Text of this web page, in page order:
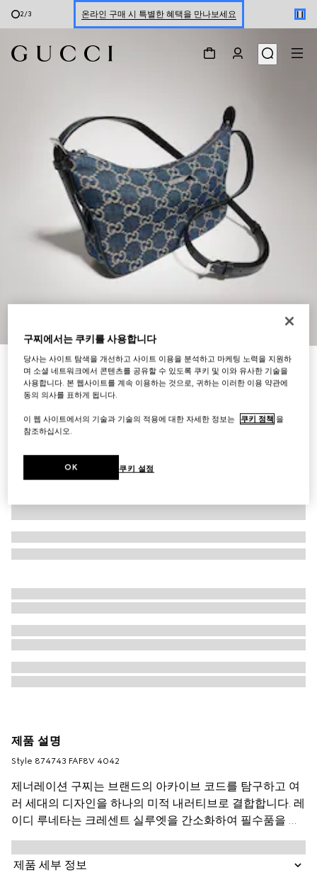
2/3 온라인 구매 시 특별한 혜택을 만나보세요
이니셜로 나만의 특별한 아이템 만들기
[레이디 루네타] 스몰 숄더백
₩1,980,000
제품 설명
Style ‎874743 FAF8V 4042
제너레이션 구찌는 브랜드의 아카이브 코드를 탐구하고 여
러 세대의 디자인을 하나의 미적 내러티브로 결합합니다. 레
이디 루네타는 크레센트 실루엣을 간소화하여 필수품을 보
관하기에 이상적인 컴팩트한 형태를 자랑합니다. GG 데님
으로 제작되었으며, 로고 플라크와 추가 스트랩으로 완성됩
니다.
제품 세부 정보
구찌에서는 쿠키를 사용합니다
당사는 사이트 탐색을 개선하고 사이트 이용을 분석하고 마케팅 노력을 지원하
며 소셜 네트워크에서 콘텐츠를 공유할 수 있도록 쿠키 및 이와 유사한 기술을
사용합니다. 본 웹사이트를 계속 이용하는 것으로, 귀하는 이러한 이용 약관에
동의 의사를 표하게 됩니다.
이 웹 사이트에서의 기술과 기술의 적용에 대한 자세한 정보는 쿠키 정책 을
참조하십시오.
쿠키 설정
OK